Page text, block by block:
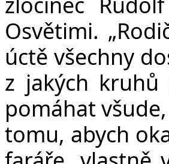
Osvětimi.
úctě všechny
z jakých kruhů
pomáhat
tomu, abych